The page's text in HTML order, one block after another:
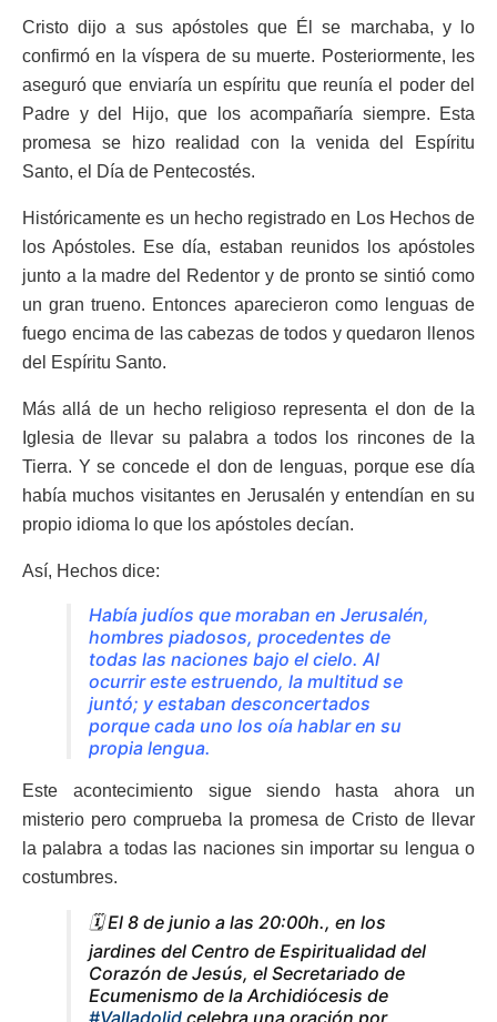
Cristo dijo a sus apóstoles que Él se marchaba, y lo
confirmó en la víspera de su muerte. Posteriormente, les
aseguró que enviaría un espíritu que reunía el poder del
Padre y del Hijo, que los acompañaría siempre. Esta
promesa se hizo realidad con la venida del Espíritu
Santo, el Día de Pentecostés.
Históricamente es un hecho registrado en Los Hechos de
los Apóstoles. Ese día, estaban reunidos los apóstoles
junto a la madre del Redentor y de pronto se sintió como
un gran trueno. Entonces aparecieron como lenguas de
fuego encima de las cabezas de todos y quedaron llenos
del Espíritu Santo.
Más allá de un hecho religioso representa el don de la
Iglesia de llevar su palabra a todos los rincones de la
Tierra. Y se concede el don de lenguas, porque ese día
había muchos visitantes en Jerusalén y entendían en su
propio idioma lo que los apóstoles decían.
Así, Hechos dice:
Había judíos que moraban en Jerusalén,
hombres piadosos, procedentes de
todas las naciones bajo el cielo. Al
ocurrir este estruendo, la multitud se
juntó; y estaban desconcertados
porque cada uno los oía hablar en su
propia lengua.
Este acontecimiento sigue siendo hasta ahora un
misterio pero comprueba la promesa de Cristo de llevar
la palabra a todas las naciones sin importar su lengua o
costumbres.
🗓️ El 8 de junio a las 20:00h., en los
jardines del Centro de Espiritualidad del
Corazón de Jesús, el Secretariado de
Ecumenismo de la Archidiócesis de